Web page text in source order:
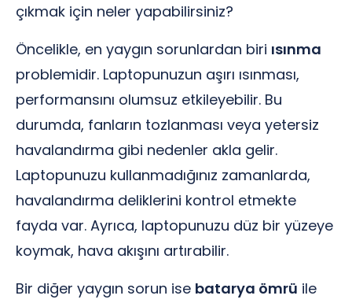
çıkmak için neler yapabilirsiniz?
Öncelikle, en yaygın sorunlardan biri ısınma
problemidir. Laptopunuzun aşırı ısınması,
performansını olumsuz etkileyebilir. Bu
durumda, fanların tozlanması veya yetersiz
havalandırma gibi nedenler akla gelir.
Laptopunuzu kullanmadığınız zamanlarda,
havalandırma deliklerini kontrol etmekte
fayda var. Ayrıca, laptopunuzu düz bir yüzeye
koymak, hava akışını artırabilir.
Bir diğer yaygın sorun ise batarya ömrü ile